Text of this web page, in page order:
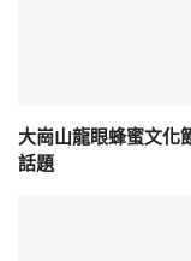
大崗山龍眼蜂蜜文
話題